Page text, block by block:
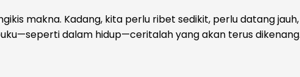
makna. Kadang, kita perlu ribet sedikit, perlu datang
dalam hidup—ceritalah yang akan terus dikenang.